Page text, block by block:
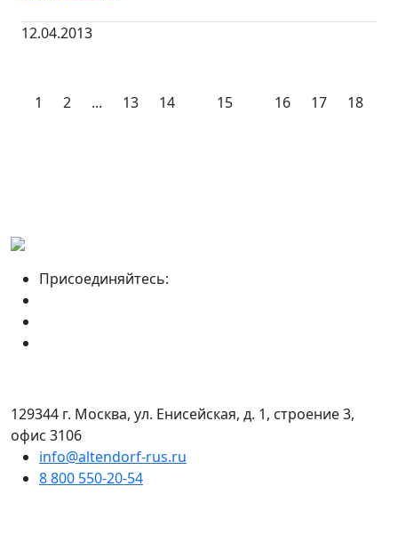
12.04.2013
1 2 ... 13 14 15 16 17 18
Присоединяйтесь:
129344 г. Москва, ул. Енисейская, д. 1, строение 3,
офис 3106
info@altendorf-rus.ru
8 800 550-20-54